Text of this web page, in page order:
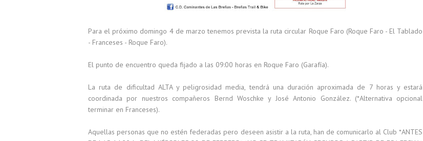
Para el próximo domingo 4 de marzo tenemos prevista la ruta circular Roque Faro (Roque Faro - El Tablado
- Franceses - Roque Faro).
El punto de encuentro queda fijado a las 09:00 horas en Roque Faro (Garafía).
La ruta de dificultad ALTA y peligrosidad media, tendrá una duración aproximada de 7 horas y estará
coordinada por nuestros compañeros Bernd Woschke y José Antonio González. (*Alternativa opcional
terminar en Franceses).
Aquellas personas que no estén federadas pero deseen asistir a la ruta, han de comunicarlo al Club *ANTES